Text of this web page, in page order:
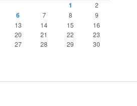
1
2
6 7 8
9
13 14 15
16
20 21 22
23
27 28 29
30